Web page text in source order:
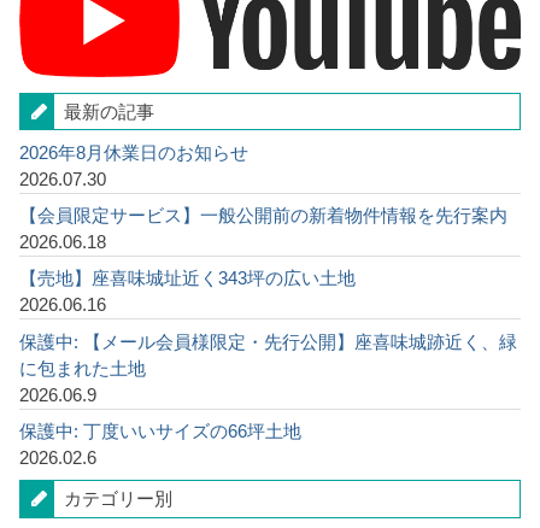
最新の記事
2026年8月休業日のお知らせ
2026.07.30
【会員限定サービス】一般公開前の新着物件情報を先行案内
2026.06.18
【売地】座喜味城址近く343坪の広い土地
2026.06.16
保護中: 【メール会員様限定・先行公開】座喜味城跡近く、緑
に包まれた土地
2026.06.9
保護中: 丁度いいサイズの66坪土地
2026.02.6
カテゴリー別